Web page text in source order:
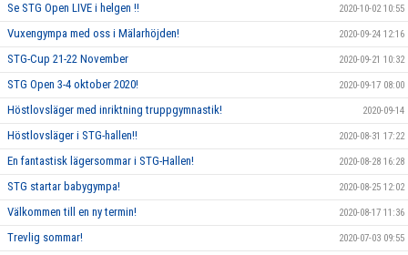
Se STG Open LIVE i helgen !! 2020-10-02 10:55
Vuxengympa med oss i Mälarhöjden! 2020-09-24 12:16
STG-Cup 21-22 November 2020-09-21 10:32
STG Open 3-4 oktober 2020! 2020-09-17 08:00
Höstlovsläger med inriktning truppgymnastik! 2020-09-14
Höstlovsläger i STG-hallen!! 2020-08-31 17:22
En fantastisk lägersommar i STG-Hallen! 2020-08-28 16:28
STG startar babygympa! 2020-08-25 12:02
Välkommen till en ny termin! 2020-08-17 11:36
Trevlig sommar! 2020-07-03 09:55